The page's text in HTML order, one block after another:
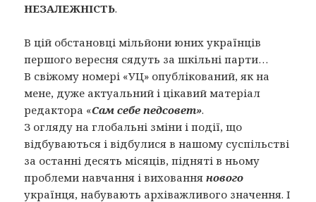
НЕЗАЛЕЖНІСТЬ.
В цій обстановці мільйони юних українців
першого вересня сядуть за шкільні парти…
В свіжому номері «УЦ» опублікований, як на
мене, дуже актуальний і цікавий матеріал
редактора «Сам себе педсовет».
З огляду на глобальні зміни і події, що
відбуваються і відбулися в нашому суспільстві
за останні десять місяців, підняті в ньому
проблеми навчання і вихованнянового
українця, набувають архіважливого значення. І